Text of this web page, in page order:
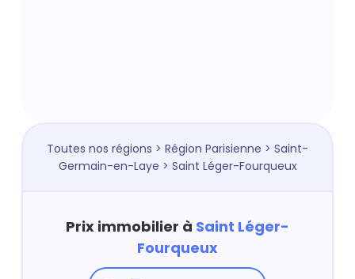
Toutes nos régions > Région Parisienne > Saint-
Germain-en-Laye > Saint Léger-Fourqueux
Prix immobilier à Saint Léger-
Fourqueux